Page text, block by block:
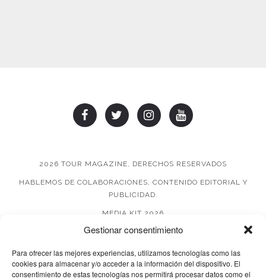
Gestionar consentimiento
Para ofrecer las mejores experiencias, utilizamos tecnologías como las
cookies para almacenar y/o acceder a la información del dispositivo. El
consentimiento de estas tecnologías nos permitirá procesar datos como el
2026 TOUR MAGAZINE, DERECHOS RESERVADOS
HABLEMOS DE COLABORACIONES, CONTENIDO EDITORIAL Y
PUBLICIDAD.
MEDIA KIT 2026
AVISO DE PRIVACIDAD